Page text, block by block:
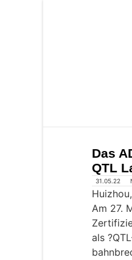
Das
QTL
31.05.22
Am 27.
als